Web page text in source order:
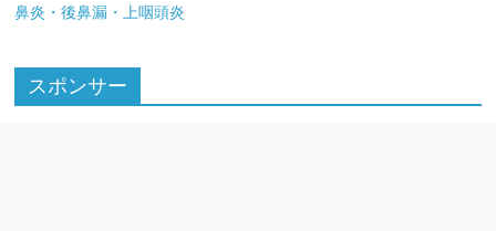
鼻炎・後鼻漏・上咽頭炎
スポンサー